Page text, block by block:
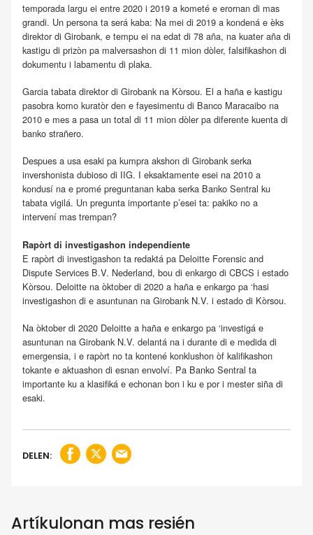
temporada largu ei entre 2020 i 2019 a kometé e erornan di mas
grandi. Un persona ta será kaba: Na mei di 2019 a kondená e èks
direktor di Girobank, e tempu ei na edat di 78 aña, na kuater aña di
kastigu di prizòn pa malversashon di 11 mion dòler, falsifikashon di
dokumentu i labamentu di plaka.
Garcia tabata direktor di Girobank na Kòrsou. El a haña e kastigu
pasobra komo kuratòr den e fayesimentu di Banco Maracaibo na
2010 e mes a pasa un total di 11 mion dòler pa diferente kuenta di
banko strañero.
Despues a usa esaki pa kumpra akshon di Girobank serka
invershonista dubioso di IIG. I eksaktamente esei na 2010 a
kondusí na e promé preguntanan kaba serka Banko Sentral ku
tabata vigilá. Un pregunta importante p’esei ta: pakiko no a
intervení mas trempan?
Rapòrt di investigashon independiente
E rapòrt di investigashon ta redaktá pa Deloitte Forensic and
Dispute Services B.V. Nederland, bou di enkargo di CBCS i estado
Kòrsou. Deloitte na òktober di 2020 a haña e enkargo pa ‘hasi
investigashon di e asuntunan na Girobank N.V. i estado di Kòrsou.
Na òktober di 2020 Deloitte a haña e enkargo pa ‘investigá e
asuntunan na Girobank N.V. delantá na i durante di e medida di
emergensia, i e rapòrt no ta kontené konklushon òf kalifikashon
tokante e aktuashon di esnan envolví. Pa Banko Sentral ta
importante ku a klasifiká e echonan bon i ku e por i mester siña di
esaki.
DELEN:
Artíkulonan mas resién